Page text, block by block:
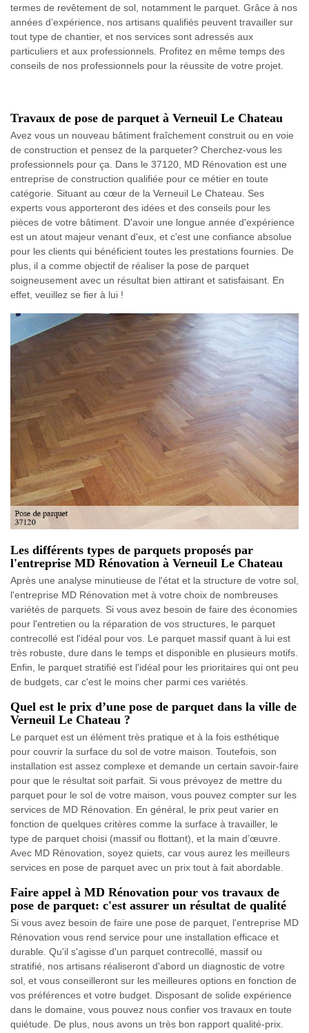
termes de revêtement de sol, notamment le parquet. Grâce à nos
années d’expérience, nos artisans qualifiés peuvent travailler sur
tout type de chantier, et nos services sont adressés aux
particuliers et aux professionnels. Profitez en même temps des
conseils de nos professionnels pour la réussite de votre projet.
Travaux de pose de parquet à Verneuil Le Chateau
Avez vous un nouveau bâtiment fraîchement construit ou en voie
de construction et pensez de la parqueter? Cherchez-vous les
professionnels pour ça. Dans le 37120, MD Rénovation est une
entreprise de construction qualifiée pour ce métier en toute
catégorie. Situant au cœur de la Verneuil Le Chateau. Ses
experts vous apporteront des idées et des conseils pour les
pièces de votre bâtiment. D'avoir une longue année d'expérience
est un atout majeur venant d'eux, et c'est une confiance absolue
pour les clients qui bénéficient toutes les prestations fournies. De
plus, il a comme objectif de réaliser la pose de parquet
soigneusement avec un résultat bien attirant et satisfaisant. En
effet, veuillez se fier à lui !
Les différents types de parquets proposés par
l'entreprise MD Rénovation à Verneuil Le Chateau
Après une analyse minutieuse de l'état et la structure de votre sol,
l'entreprise MD Rénovation met à votre choix de nombreuses
variétés de parquets. Si vous avez besoin de faire des économies
pour l'entretien ou la réparation de vos structures, le parquet
contrecollé est l'idéal pour vos. Le parquet massif quant à lui est
très robuste, dure dans le temps et disponible en plusieurs motifs.
Enfin, le parquet stratifié est l'idéal pour les prioritaires qui ont peu
de budgets, car c'est le moins cher parmi ces variétés.
Quel est le prix d’une pose de parquet dans la ville de
Verneuil Le Chateau ?
Le parquet est un élément très pratique et à la fois esthétique
pour couvrir la surface du sol de votre maison. Toutefois, son
installation est assez complexe et demande un certain savoir-faire
pour que le résultat soit parfait. Si vous prévoyez de mettre du
parquet pour le sol de votre maison, vous pouvez compter sur les
services de MD Rénovation. En général, le prix peut varier en
fonction de quelques critères comme la surface à travailler, le
type de parquet choisi (massif ou flottant), et la main d’œuvre.
Avec MD Rénovation, soyez quiets, car vous aurez les meilleurs
services en pose de parquet avec un prix tout à fait abordable.
Faire appel à MD Rénovation pour vos travaux de
pose de parquet: c'est assurer un résultat de qualité
Si vous avez besoin de faire une pose de parquet, l'entreprise MD
Rénovation vous rend service pour une installation efficace et
durable. Qu'il s'agisse d'un parquet contrecollé, massif ou
stratifié, nos artisans réaliseront d'abord un diagnostic de votre
sol, et vous conseilleront sur les meilleures options en fonction de
vos préférences et votre budget. Disposant de solide expérience
dans le domaine, vous pouvez nous confier vos travaux en toute
quiétude. De plus, nous avons un très bon rapport qualité-prix.